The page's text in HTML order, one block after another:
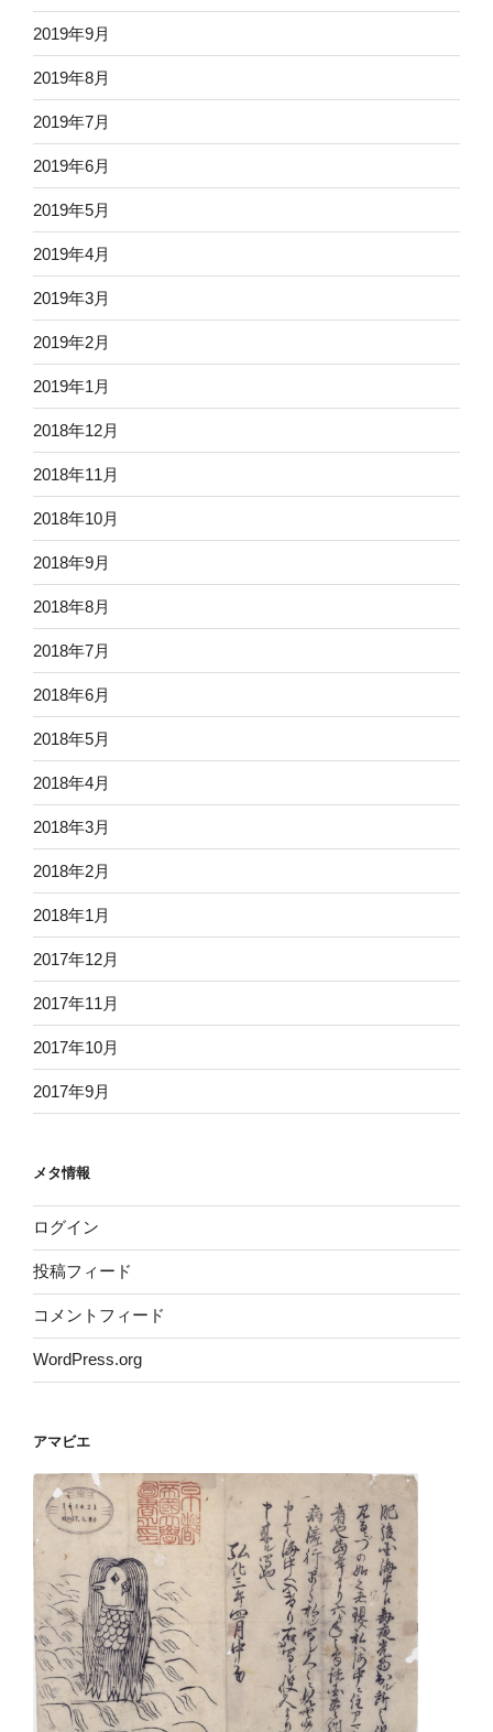
2019年9月
2019年8月
2019年7月
2019年6月
2019年5月
2019年4月
2019年3月
2019年2月
2019年1月
2018年12月
2018年11月
2018年10月
2018年9月
2018年8月
2018年7月
2018年6月
2018年5月
2018年4月
2018年3月
2018年2月
2018年1月
2017年12月
2017年11月
2017年10月
2017年9月
メタ情報
ログイン
投稿フィード
コメントフィード
WordPress.org
アマビエ